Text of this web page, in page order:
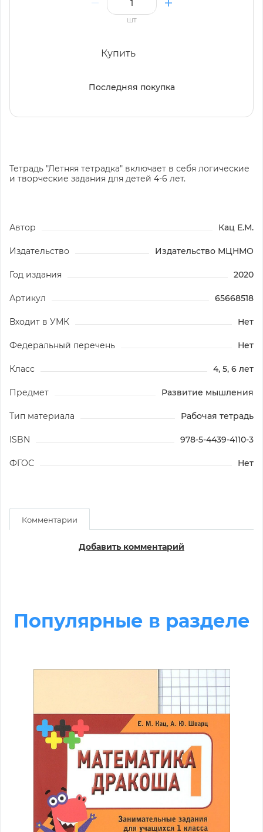
шт
Купить
Последняя покупка
Тетрадь "Летняя тетрадка" включает в себя логические
и творческие задания для детей 4-6 лет.
Автор Кац Е.М.
Издательство Издательство МЦНМО
Год издания 2020
Артикул 65668518
Входит в УМК Нет
Федеральный перечень Нет
Класс 4, 5, 6 лет
Предмет Развитие мышления
Тип материала Рабочая тетрадь
ISBN 978-5-4439-4110-3
ФГОС Нет
Комментарии
Добавить комментарий
Популярные в разделе